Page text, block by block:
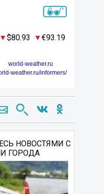
80.93 93.19
world-weather.ru
weather.ru/informers/
НОВОСТЯМИ С
ГОРОДА